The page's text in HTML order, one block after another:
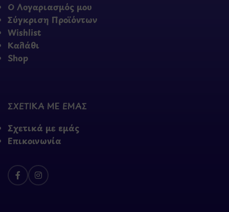
Ο Λογαριασμός μου
Σύγκριση Προϊόντων
Wishlist
Καλάθι
Shop
ΣΧΕΤΙΚΑ ΜΕ ΕΜΑΣ
Σχετικά με εμάς
Επικοινωνία